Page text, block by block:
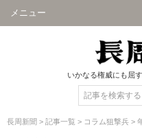
メニュー
いかなる権威にも屈
長周新聞 > 記事一覧 > コラム狙撃兵 >